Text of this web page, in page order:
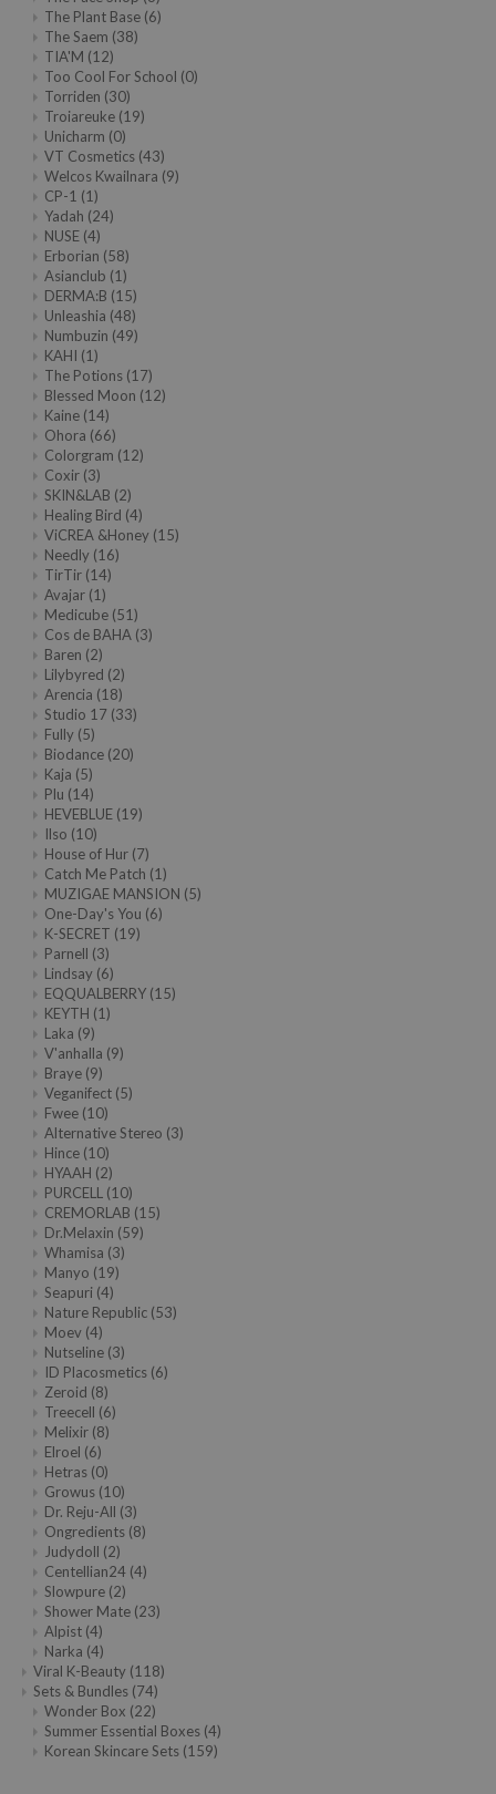
The Plant Base (6)
The Saem (38)
TIA'M (12)
Too Cool For School (0)
Torriden (30)
Troiareuke (19)
Unicharm (0)
VT Cosmetics (43)
Welcos Kwailnara (9)
CP-1 (1)
Yadah (24)
NUSE (4)
Erborian (58)
Asianclub (1)
DERMA:B (15)
Unleashia (48)
Numbuzin (49)
KAHI (1)
The Potions (17)
Blessed Moon (12)
Kaine (14)
Ohora (66)
Colorgram (12)
Coxir (3)
SKIN&LAB (2)
Healing Bird (4)
ViCREA &Honey (15)
Needly (16)
TirTir (14)
Avajar (1)
Medicube (51)
Cos de BAHA (3)
Baren (2)
Lilybyred (2)
Arencia (18)
Studio 17 (33)
Fully (5)
Biodance (20)
Kaja (5)
Plu (14)
HEVEBLUE (19)
Ilso (10)
House of Hur (7)
Catch Me Patch (1)
MUZIGAE MANSION (5)
One-Day's You (6)
K-SECRET (19)
Parnell (3)
Lindsay (6)
EQQUALBERRY (15)
KEYTH (1)
Laka (9)
V'anhalla (9)
Braye (9)
Veganifect (5)
Fwee (10)
Alternative Stereo (3)
Hince (10)
HYAAH (2)
PURCELL (10)
CREMORLAB (15)
Dr.Melaxin (59)
Whamisa (3)
Manyo (19)
Seapuri (4)
Nature Republic (53)
Moev (4)
Nutseline (3)
ID Placosmetics (6)
Zeroid (8)
Treecell (6)
Melixir (8)
Elroel (6)
Hetras (0)
Growus (10)
Dr. Reju-All (3)
Ongredients (8)
Judydoll (2)
Centellian24 (4)
Slowpure (2)
Shower Mate (23)
Alpist (4)
Narka (4)
Viral K-Beauty (118)
Sets & Bundles (74)
Wonder Box (22)
Summer Essential Boxes (4)
Korean Skincare Sets (159)